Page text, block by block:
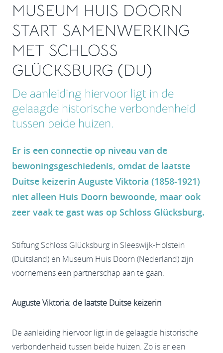
MUSEUM HUIS DOORN
START SAMENWERKING
MET SCHLOSS
GLÜCKSBURG (DU)
De aanleiding hiervoor ligt in de
gelaagde historische verbondenheid
tussen beide huizen.
Er is een connectie op niveau van de
bewoningsgeschiedenis, omdat de laatste
Duitse keizerin Auguste Viktoria (1858-1921)
niet alleen Huis Doorn bewoonde, maar ook
zeer vaak te gast was op Schloss Glücksburg.
Stiftung Schloss Glücksburg in Sleeswijk-Holstein
(Duitsland) en Museum Huis Doorn (Nederland) zijn
voornemens een partnerschap aan te gaan.
Auguste Viktoria: de laatste Duitse keizerin
De aanleiding hiervoor ligt in de gelaagde historische
verbondenheid tussen beide huizen. Zo is er een